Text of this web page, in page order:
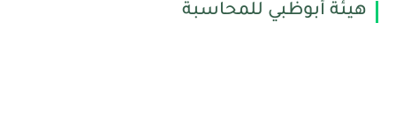
هيئة أبوظبي للمحاسبة